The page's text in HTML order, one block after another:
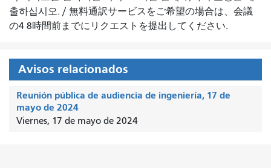
출하십시오. / 無料通訳サービスをご希望の場合は、会議
の4 8時間前までにリクエストを提出してください.
Avisos relacionados
Reunión pública de audiencia de ingeniería, 17 de
mayo de 2024
Viernes, 17 de mayo de 2024